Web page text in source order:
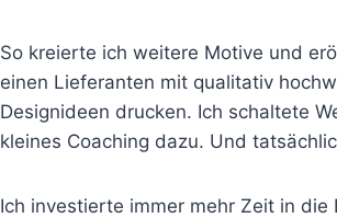
So kreierte ich weitere Motive und
einen Lieferanten mit qualitativ
Designideen drucken. Ich schaltete
kleines Coaching dazu. Und
Ich investierte immer mehr Zeit in